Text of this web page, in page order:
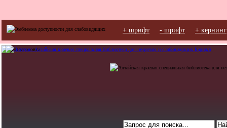
+ кернинг
- шрифт
+ шрифт